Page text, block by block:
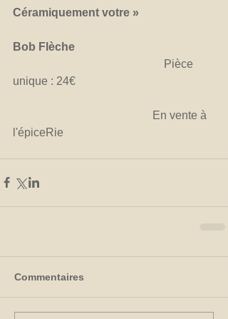
Céramiquement votre »
Bob Flèche
                                                     Pièce
unique : 24€
l'épiceRie
Commentaires